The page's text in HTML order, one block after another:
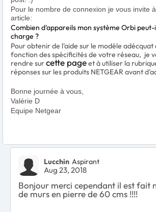
Pour le nombre de connexion je vous invite
article:
Combien d'appareils mon système Orbi
charge ?
Pour obtenir de l'aide sur le modèle
fonction des spécificités de votre réseau, je
rendre surcette pageet à utiliser la
réponses sur les produits NETGEAR avant
Bonne journée à vous,
Valérie D
Equipe Netgear
Lucchin Aspirant
Aug 23, 2018
Bonjour merci cependant il est fait
de murs en pierre de 60 cms !!!!